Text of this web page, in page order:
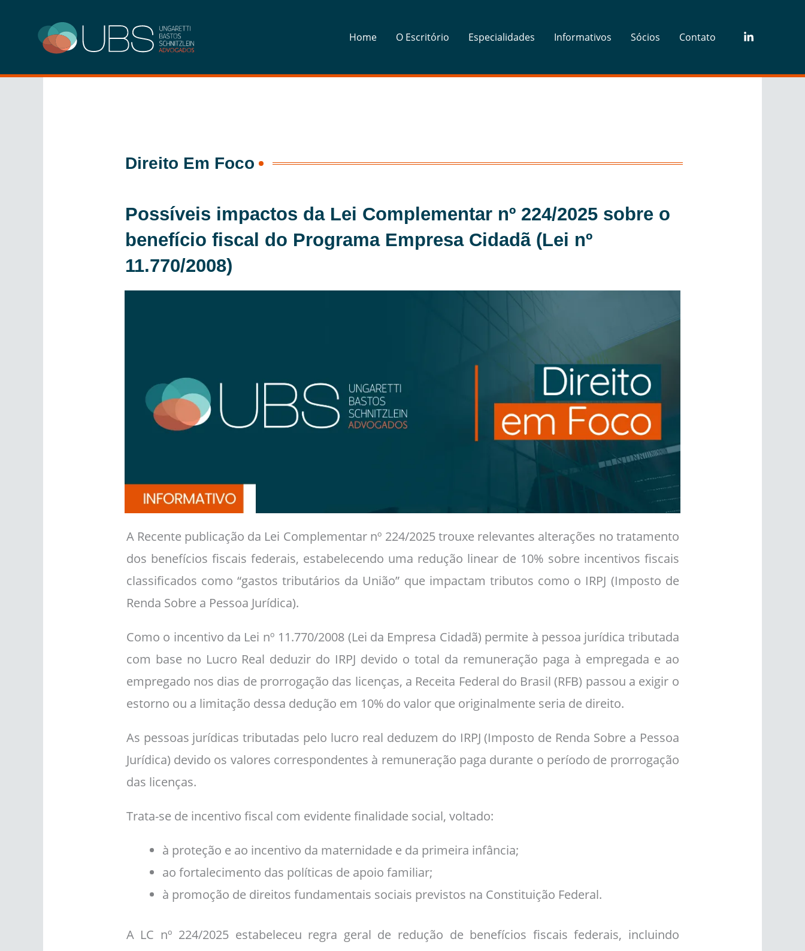
Home O Escritório Especialidades Informativos Sócios Contato
Direito Em Foco
Possíveis impactos da Lei Complementar nº 224/2025 sobre o
benefício fiscal do Programa Empresa Cidadã (Lei nº
11.770/2008)
A Recente publicação da Lei Complementar nº 224/2025 trouxe relevantes alterações no tratamento
dos benefícios fiscais federais, estabelecendo uma redução linear de 10% sobre incentivos fiscais
classificados como “gastos tributários da União” que impactam tributos como o IRPJ (Imposto de
Renda Sobre a Pessoa Jurídica).
Como o incentivo da Lei nº 11.770/2008 (Lei da Empresa Cidadã) permite à pessoa jurídica tributada
com base no Lucro Real deduzir do IRPJ devido o total da remuneração paga à empregada e ao
empregado nos dias de prorrogação das licenças, a Receita Federal do Brasil (RFB) passou a exigir o
estorno ou a limitação dessa dedução em 10% do valor que originalmente seria de direito.
As pessoas jurídicas tributadas pelo lucro real deduzem do IRPJ (Imposto de Renda Sobre a Pessoa
Jurídica) devido os valores correspondentes à remuneração paga durante o período de prorrogação
das licenças.
Trata-se de incentivo fiscal com evidente finalidade social, voltado:
à proteção e ao incentivo da maternidade e da primeira infância;
ao fortalecimento das políticas de apoio familiar;
à promoção de direitos fundamentais sociais previstos na Constituição Federal.
A LC nº 224/2025 estabeleceu regra geral de redução de benefícios fiscais federais, incluindo